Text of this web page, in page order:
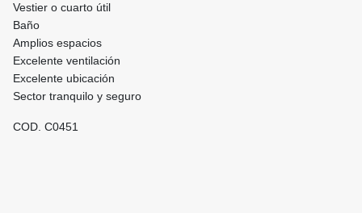
Vestier o cuarto útil
Baño
Amplios espacios
Excelente ventilación
Excelente ubicación
Sector tranquilo y seguro
COD. C0451